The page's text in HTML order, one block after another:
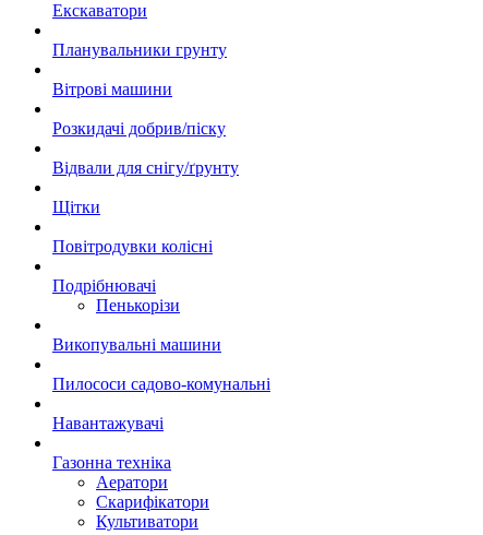
Екскаватори
Планувальники грунту
Вітрові машини
Розкидачі добрив/піску
Відвали для снігу/ґрунту
Щітки
Повітродувки колісні
Подрібнювачі
Пенькорізи
Викопувальні машини
Пилососи садово-комунальні
Навантажувачі
Газонна техніка
Аератори
Скарифікатори
Культиватори